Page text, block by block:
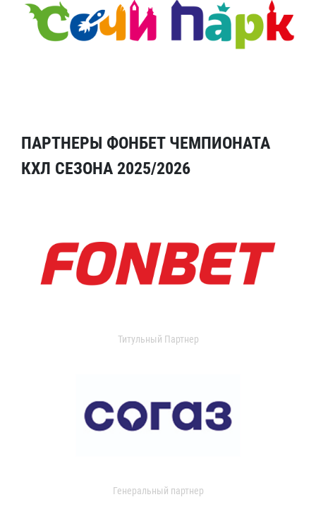
ПАРТНЕРЫ ФОНБЕТ ЧЕМПИОНАТА
КХЛ СЕЗОНА 2025/2026
Титульный Партнер
Генеральный партнер